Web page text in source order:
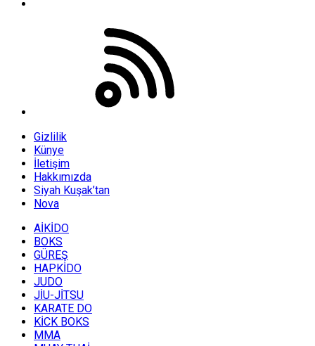
Gizlilik
Künye
İletişim
Hakkımızda
Siyah Kuşak’tan
Nova
AİKİDO
BOKS
GÜREŞ
HAPKİDO
JUDO
JİU-JİTSU
KARATE DO
KİCK BOKS
MMA